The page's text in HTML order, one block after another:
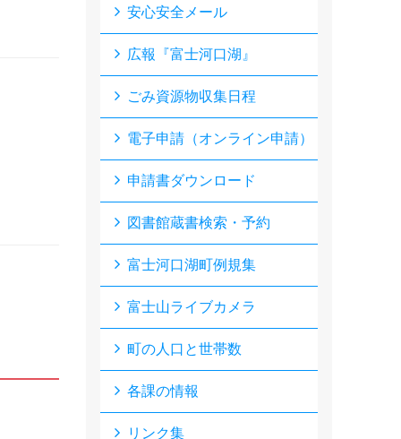
安心安全メール
広報『富士河口湖』
ごみ資源物収集日程
電子申請（オンライン申請）
申請書ダウンロード
図書館蔵書検索・予約
富士河口湖町例規集
富士山ライブカメラ
町の人口と世帯数
各課の情報
リンク集